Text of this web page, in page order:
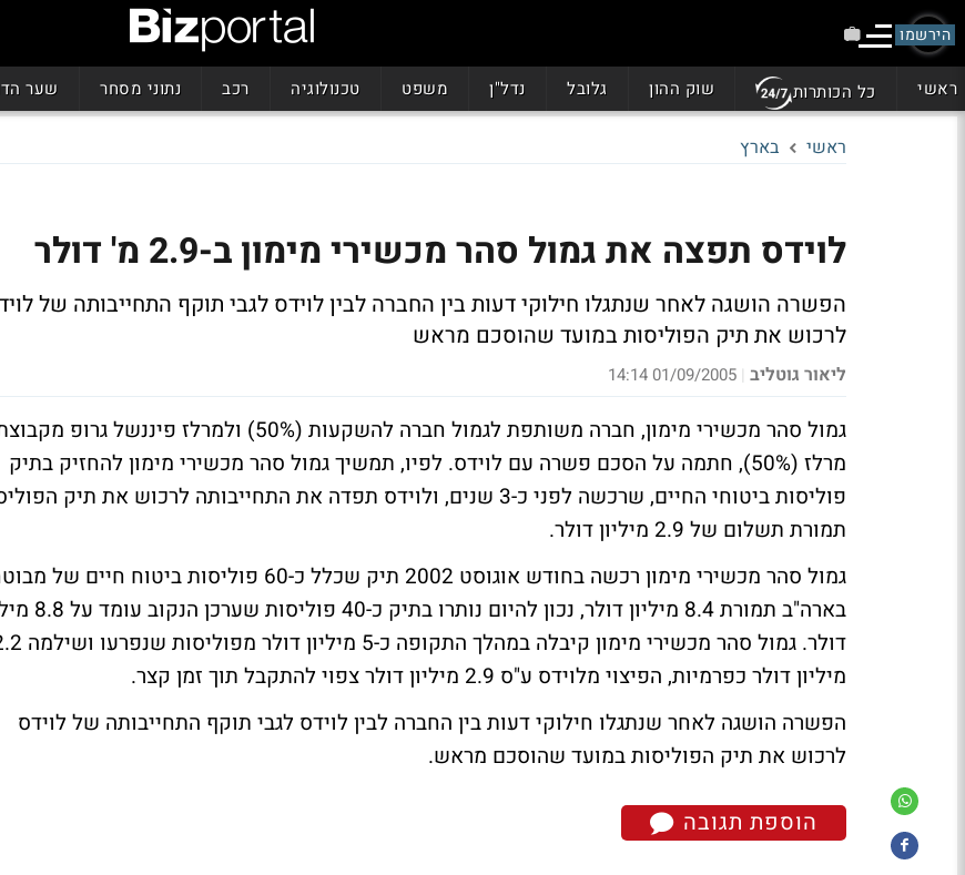
הירשמו
ראשי כל הכותרות שוק ההון גלובל נדל"ן משפט טכנולוגיה רכב נתוני מסחר שער
ראשי בארץ
לוידס תפצה את גמול סהר מכשירי מימון ב-2.9 מ' דולר
הפשרה הושגה לאחר שנתגלו חילוקי דעות בין החברה לבין לוידס לגבי תוקף התחייבותה של
לרכוש את תיק הפוליסות במועד שהוסכם מראש
ליאור גוטליב |
01/09/2005 14:14
גמול סהר מכשירי מימון, חברה משותפת לגמול חברה להשקעות (50%) ולמרלז פיננשל גרופ
מרלז (50%), חתמה על הסכם פשרה עם לוידס. לפיו, תמשיך גמול סהר מכשירי מימון להחזיק בתיק
פוליסות ביטוחי החיים, שרכשה לפני כ-3 שנים, ולוידס תפדה את התחייבותה לרכוש את תיק
תמורת תשלום של 2.9 מיליון דולר.
גמול סהר מכשירי מימון רכשה בחודש אוגוסט 2002 תיק שכלל כ-60 פוליסות ביטוח
בארה"ב תמורת 8.4 מיליון דולר, נכון להיום
דולר. גמול סהר מכשירי מימון קיבלה במהלך התקופה כ-5
מיליון דולר כפרמיות, הפיצוי מלוידס ע"ס 2.9 מיליון דולר צפוי להתקבל תוך זמן קצר.
הפשרה הושגה לאחר שנתגלו חילוקי דעות בין החברה לבין לוידס לגבי תוקף התחייבותה של לוידס
לרכוש את תיק הפוליסות במועד שהוסכם מראש.
הוספת תגובה